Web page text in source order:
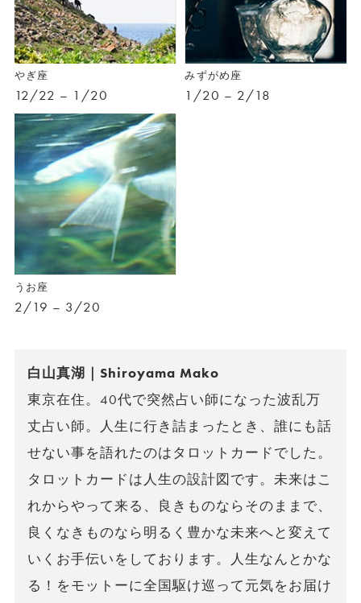
やぎ座
12/22 – 1/20
みずがめ座
1/20 – 2/18
うお座
2/19 – 3/20
白山真湖｜Shiroyama Mako
東京在住。40代で突然占い師になった波乱万
丈占い師。人生に行き詰まったとき、誰にも話
せない事を語れたのはタロットカードでした。
タロットカードは人生の設計図です。未来はこ
れからやって来る、良きものならそのままで、
良くなきものなら明るく豊かな未来へと変えて
いくお手伝いをしております。人生なんとかな
る！をモットーに全国駆け巡って元気をお届け